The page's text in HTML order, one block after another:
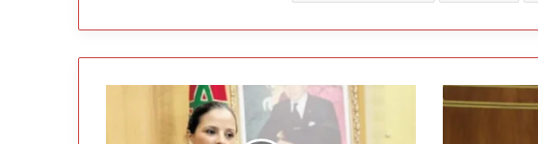
المعطيات
الرسمية
تكشف